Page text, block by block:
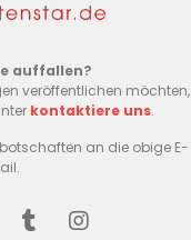
auffallen?
veröffentlichen möchten,
kontaktiere uns.
an die obige E-